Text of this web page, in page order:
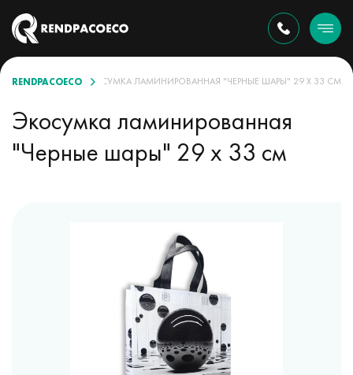
RENDPACOECOЭКОСУМКА ЛАМИНИРОВАННАЯ "ЧЕРНЫЕ ШАРЫ" 29 Х 33 СМ
Экосумка ламинированная
"Черные шары" 29 х 33 см